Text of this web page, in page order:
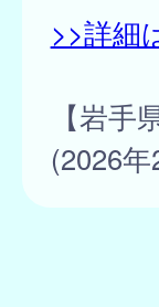
>>詳細
【岩
(2026